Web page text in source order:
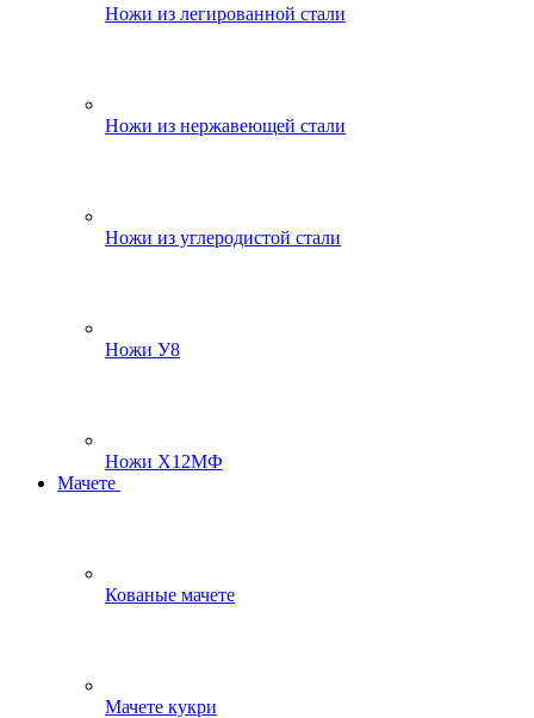
Ножи из легированной стали
Ножи из нержавеющей стали
Ножи из углеродистой стали
Ножи У8
Ножи Х12МФ
Мачете
Кованые мачете
Мачете кукри